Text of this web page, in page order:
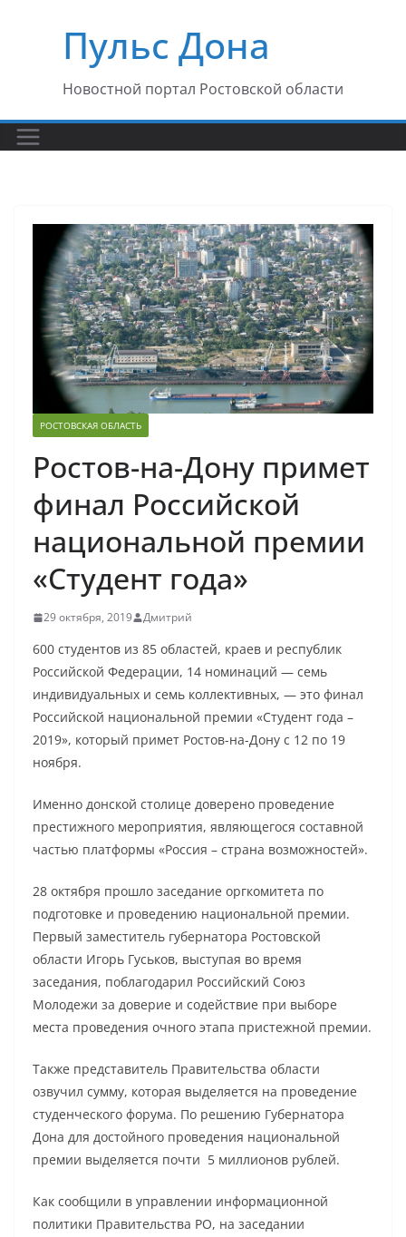
содержимомуПульс Дона
Новостной портал Ростовской области
РОСТОВСКАЯ ОБЛАСТЬ
Ростов-на-Дону примет
финал Российской
национальной премии
«Студент года»
29 октября, 2019 Дмитрий
600 студентов из 85 областей, краев и республик
Российской Федерации, 14 номинаций — семь
индивидуальных и семь коллективных, — это финал
Российской национальной премии «Студент года –
2019», который примет Ростов-на-Дону с 12 по 19
ноября.
Именно донской столице доверено проведение
престижного мероприятия, являющегося составной
частью платформы «Россия – страна возможностей».
28 октября прошло заседание оргкомитета по
подготовке и проведению национальной премии.
Первый заместитель губернатора Ростовской
области Игорь Гуськов, выступая во время
заседания, поблагодарил Российский Союз
Молодежи за доверие и содействие при выборе
места проведения очного этапа пристежной премии.
Также представитель Правительства области
озвучил сумму, которая выделяется на проведение
студенческого форума. По решению Губернатора
Дона для достойного проведения национальной
премии выделяется почти 5 миллионов рублей.
Как сообщили в управлении информационной
политики Правительства РО, на заседании